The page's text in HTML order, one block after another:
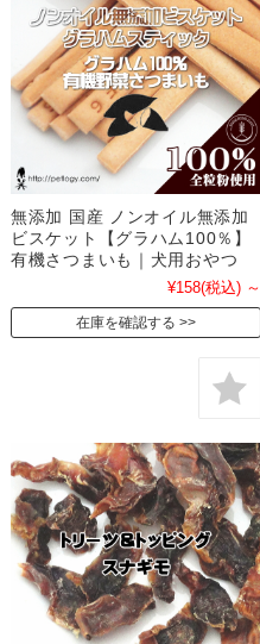
無添加 国産 ノンオイル無添加
ビスケット【グラハム100％】
有機さつまいも｜犬用おやつ
¥158(税込) ～
在庫を確認する